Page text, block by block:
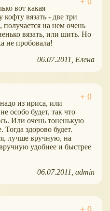
вот какая
кофту вязать - две три
на нем очень
вязать, или шить. Но
не пробовала!
06.07.2011 Елена
из ириса, или
особо будет, так что
Или очень тоненькую
Тогда здорово будет.
лучше вручную, на
удобнее и быстрее
06.07.2011 admin